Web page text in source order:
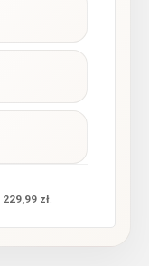
229,99 zł.